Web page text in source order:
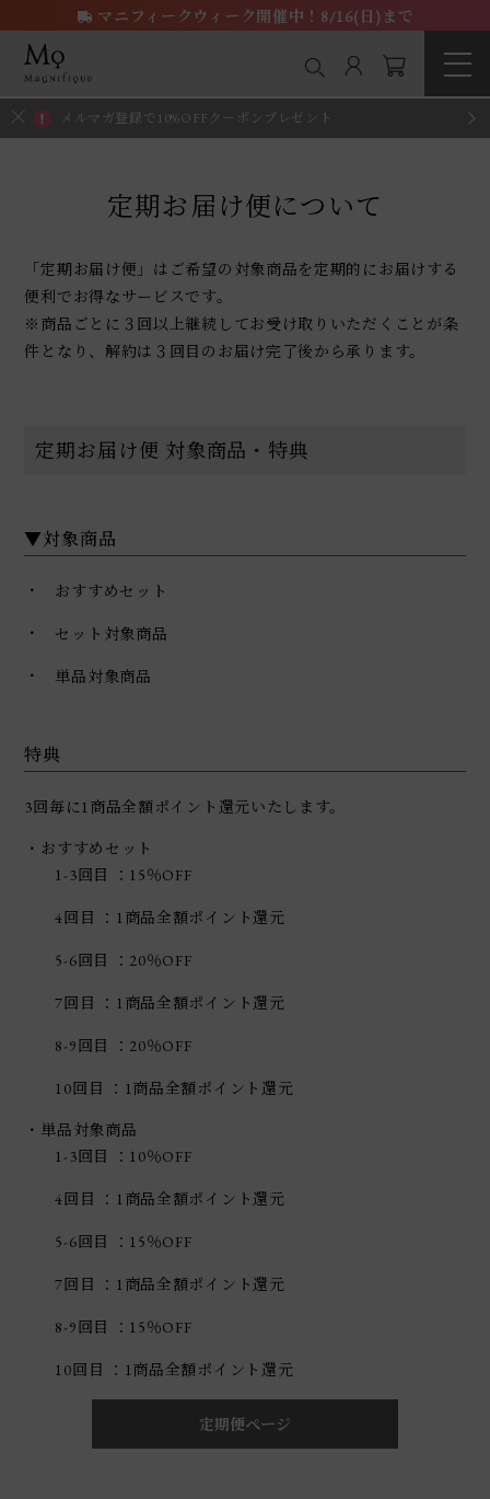
メルマガ登録で10%OFFクーポンプレゼント
マニフィークウィーク開催中！8/16(日)まで
定期お届け便について
「定期お届け便」はご希望の対象商品を定期的にお届けする
便利でお得なサービスです。
※商品ごとに３回以上継続してお受け取りいただくことが条
件となり、解約は３回目のお届け完了後から承ります。
定期お届け便 対象商品・特典
▼対象商品
・ おすすめセット
・ セット対象商品
・ 単品対象商品
特典
3回毎に1商品全額ポイント還元いたします。
・おすすめセット
1-3回目 ：15％OFF
4回目 ：1商品全額ポイント還元
5-6回目 ：20％OFF
7回目 ：1商品全額ポイント還元
8-9回目 ：20％OFF
10回目 ：1商品全額ポイント還元
・単品対象商品
1-3回目 ：10％OFF
4回目 ：1商品全額ポイント還元
5-6回目 ：15％OFF
7回目 ：1商品全額ポイント還元
8-9回目 ：15％OFF
10回目 ：1商品全額ポイント還元
定期便ページ